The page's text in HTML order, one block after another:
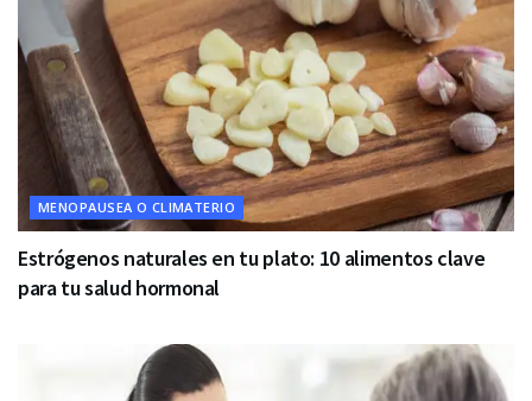
MENOPAUSEA O CLIMATERIO
Estrógenos naturales en tu plato: 10 alimentos clave
para tu salud hormonal